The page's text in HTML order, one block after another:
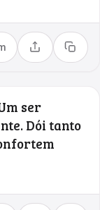
Compartilhar
Copiar
ser
Dói tanto